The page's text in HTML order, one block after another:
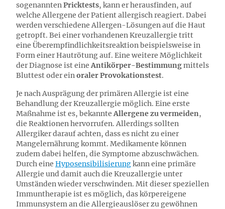
sogenanntenPricktests, kann er herausfinden, auf
welche Allergene der Patient allergisch reagiert. Dabei
werden verschiedene Allergen-Lösungen auf die Haut
getropft. Bei einer vorhandenen Kreuzallergie tritt
eine Überempfindlichkeitsreaktion beispielsweise in
Form einer Hautrötung auf. Eine weitere Möglichkeit
der Diagnose ist eineAntikörper-Bestimmungmittels
Bluttest oder einoraler Provokationstest.
Je nach Ausprägung der primären Allergie ist eine
Behandlung der Kreuzallergie möglich. Eine erste
Maßnahme ist es, bekannteAllergene zu vermeiden,
die Reaktionen hervorrufen. Allerdings sollten
Allergiker darauf achten, dass es nicht zu einer
Mangelernährung kommt. Medikamente können
zudem dabei helfen, die Symptome abzuschwächen.
Durch eine Hyposensibilisierungkann eine primäre
Allergie und damit auch die Kreuzallergie unter
Umständen wieder verschwinden. Mit dieser speziellen
Immuntherapie ist es möglich, das körpereigene
Immunsystem an die Allergieauslöser zu gewöhnen